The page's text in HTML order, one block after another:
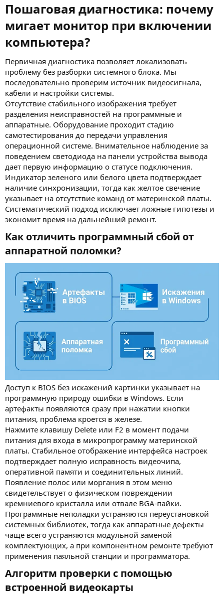
Пошаговая диагностика: почему
мигает монитор при включении
компьютера?​
Первичная диагностика позволяет локализовать
проблему без разборки системного блока. Мы
последовательно проверим источник видеосигнала,
кабели и настройки системы.
Отсутствие стабильного изображения требует
разделения неисправностей на программные и
аппаратные. Оборудование проходит стадию
самотестирования до передачи управления
операционной системе. Внимательное наблюдение за
поведением светодиода на панели устройства вывода
дает первую информацию о статусе подключения.
Индикатор зеленого или белого цвета подтверждает
наличие синхронизации, тогда как желтое свечение
указывает на отсутствие команд от материнской платы.
Систематический подход исключает ложные гипотезы и
экономит время на дальнейший ремонт.
Как отличить программный сбой от
аппаратной поломки?​
Доступ к BIOS без искажений картинки указывает на
программную природу ошибки в Windows. Если
артефакты появляются сразу при нажатии кнопки
питания, проблема кроется в железе.
Нажмите клавишу Delete или F2 в момент подачи
питания для входа в микропрограмму материнской
платы. Стабильное отображение интерфейса настроек
подтверждает полную исправность видеочипа,
оперативной памяти и соединительных линий.
Появление полос или моргания в этом меню
свидетельствует о физическом повреждении
кремниевого кристалла или отвале BGA-пайки.
Программные неполадки устраняются переустановкой
системных библиотек, тогда как аппаратные дефекты
чаще всего устраняются модульной заменой
комплектующих, а при компонентном ремонте требуют
применения паяльной станции и программатора.
Алгоритм проверки с помощью
встроенной видеокарты​